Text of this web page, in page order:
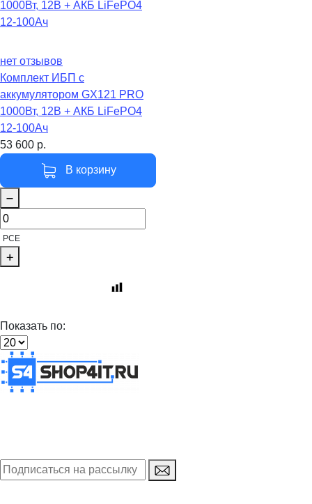
нет отзывов
Комплект ИБП с
аккумулятором GX121 PRO
1000Вт, 12В + АКБ LiFePO4
12-100Ач
53 600 р.
В корзину
PCE
Показать по: